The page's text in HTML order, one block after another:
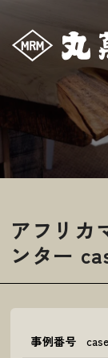
アフリカ
ンター
事例番号